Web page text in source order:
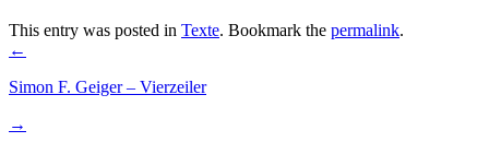
This entry was posted in Texte. Bookmark the permalink.
Post
←
Simon F. Geiger – Vierzeiler
→